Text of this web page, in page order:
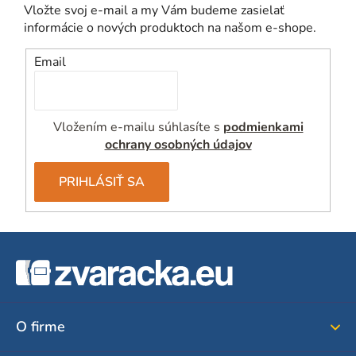
Vložte svoj e-mail a my Vám budeme zasielať
informácie o nových produktoch na našom e-shope.
Email
Vložením e-mailu súhlasíte s podmienkami
ochrany osobných údajov
PRIHLÁSIŤ SA
O firme